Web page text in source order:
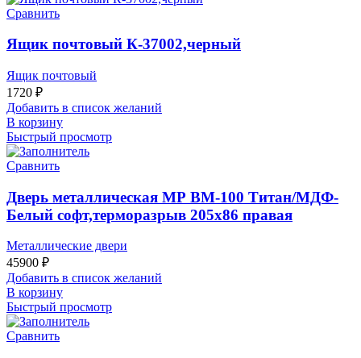
Сравнить
Ящик почтовый К-37002,черный
Ящик почтовый
1720 ₽
Добавить в список желаний
В корзину
Быстрый просмотр
Сравнить
Дверь металлическая МР ВМ-100 Титан/МДФ-
Белый софт,терморазрыв 205х86 правая
Металлические двери
45900 ₽
Добавить в список желаний
В корзину
Быстрый просмотр
Сравнить